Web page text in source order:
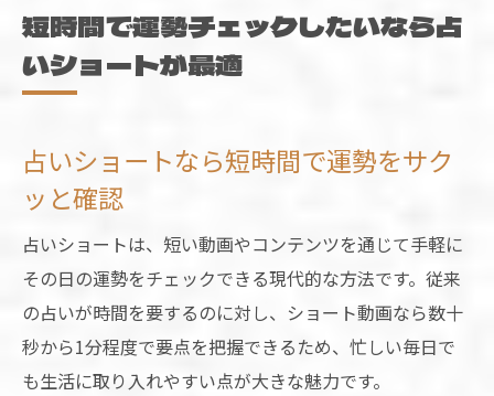
短時間で運勢チェックしたいなら占
いショートが最適
占いショートなら短時間で運勢をサク
ッと確認
占いショートは、短い動画やコンテンツを通じて手軽に
その日の運勢をチェックできる現代的な方法です。従来
の占いが時間を要するのに対し、ショート動画なら数十
秒から1分程度で要点を把握できるため、忙しい毎日で
も生活に取り入れやすい点が大きな魅力です。